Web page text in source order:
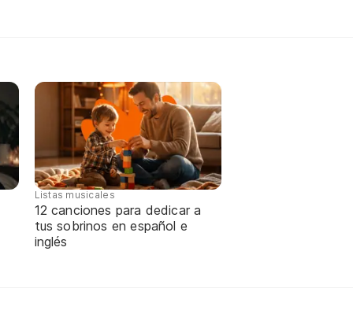
Listas musicales
12 canciones para dedicar a
tus sobrinos en español e
inglés